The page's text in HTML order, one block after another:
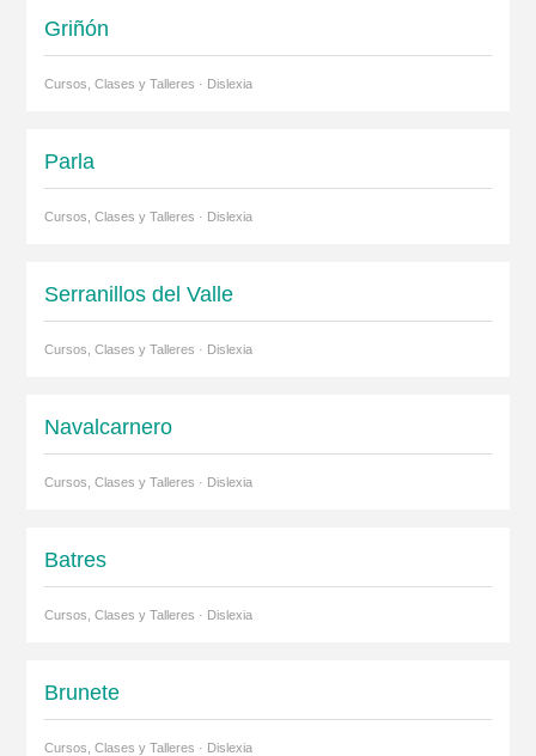
Griñón
Cursos, Clases y Talleres · Dislexia
Parla
Cursos, Clases y Talleres · Dislexia
Serranillos del Valle
Cursos, Clases y Talleres · Dislexia
Navalcarnero
Cursos, Clases y Talleres · Dislexia
Batres
Cursos, Clases y Talleres · Dislexia
Brunete
Cursos, Clases y Talleres · Dislexia